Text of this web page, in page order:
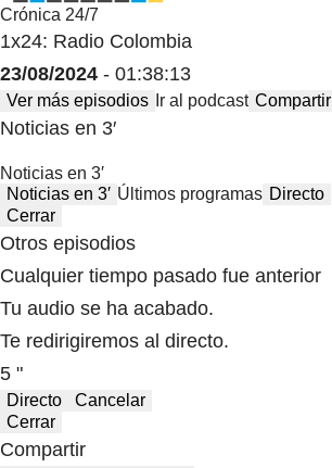
Crónica 24/7
1x24: Radio Colombia
23/08/2024 - 01:38:13
Ver más episodios Ir al podcast Compartir
Noticias en 3′
Noticias en 3′
Noticias en 3′ Últimos programas Directo
Cerrar
Otros episodios
Cualquier tiempo pasado fue anterior
Tu audio se ha acabado.
Te redirigiremos al directo.
5 "
Directo
Cancelar
Cerrar
Compartir